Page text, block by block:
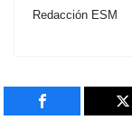
Redacción ESM